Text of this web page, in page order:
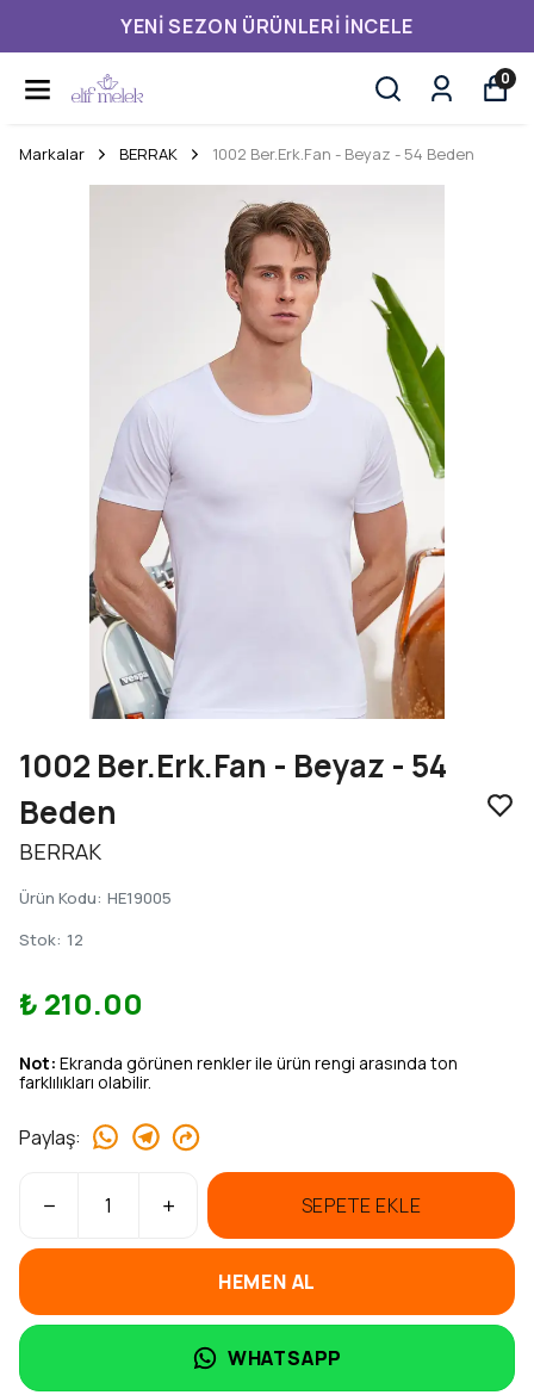
YENI SEZON ÜRÜNLERI İNCELE
0
Markalar BERRAK 1002 Ber.Erk.Fan - Beyaz - 54 Beden
1002 Ber.Erk.Fan - Beyaz - 54
Beden
BERRAK
Ürün Kodu: HE19005
Stok: 12
₺ 210.00
Not: Ekranda görünen renkler ile ürün rengi arasında ton
farklılıkları olabilir.
Paylaş:
SEPETE EKLE
HEMEN AL
WHATSAPP